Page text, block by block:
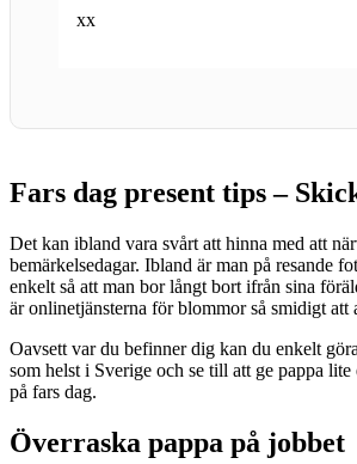
xx
Fars dag present tips –
Det kan ibland vara svårt att hinna med att
bemärkelsedagar. Ibland är man på resande
enkelt så att man bor långt bort ifrån sina
är onlinetjänsterna för blommor så smidigt att
Oavsett var du befinner dig kan du enkelt
som helst i Sverige och se till att ge pappa
på fars dag.
Överraska pappa på jobbet